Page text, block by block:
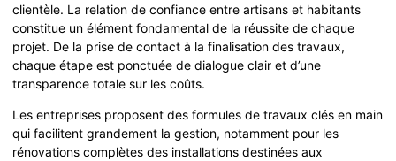
clientèle. La relation de confiance entre artisans et habitants
constitue un élément fondamental de la réussite de chaque
projet. De la prise de contact à la finalisation des travaux,
chaque étape est ponctuée de dialogue clair et d’une
transparence totale sur les coûts.
Les entreprises proposent des formules de travaux clés en main
qui facilitent grandement la gestion, notamment pour les
rénovations complètes des installations destinées aux